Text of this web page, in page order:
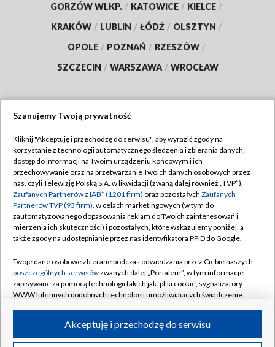
GORZÓW WLKP. / KATOWICE / KIELCE /
KRAKÓW / LUBLIN / ŁÓDŹ / OLSZTYN /
OPOLE / POZNAŃ / RZESZÓW /
SZCZECIN / WARSZAWA / WROCŁAW
TVP
Abonament TVP
Emisja w TVP
Centrum informacji TVP
Naziemna Telewizja Cyfrowa
Rada Programowa
System NOS
Informacje o nadawcy
Program dla prasy
Regulamin TVP
Polityka prywatności
Moje zgody
Pomoc
Kontakt
Kanały
©2026 Telewizja Polska S.A. w likwidacji
Szanujemy Twoją prywatność
Kliknij "Akceptuję i przechodzę do serwisu", aby wyrazić zgody na
korzystanie z technologii automatycznego śledzenia i zbierania danych,
dostęp do informacji na Twoim urządzeniu końcowym i ich
przechowywanie oraz na przetwarzanie Twoich danych osobowych przez
nas, czyli Telewizję Polską S.A. w likwidacji (zwaną dalej również „TVP”),
Zaufanych Partnerów z IAB* (1201 firm) oraz pozostałych Zaufanych
Partnerów TVP (93 firm), w celach marketingowych (w tym do
zautomatyzowanego dopasowania reklam do Twoich zainteresowań i
mierzenia ich skuteczności) i pozostałych, które wskazujemy poniżej, a
także zgody na udostępnianie przez nas identyfikatora PPID do Google.
Twoje dane osobowe zbierane podczas odwiedzania przez Ciebie naszych
poszczególnych serwisówzwanych dalej „Portalem”, w tym informacje
zapisywane za pomocą technologii takich jak: pliki cookie, sygnalizatory
WWW lub innych podobnych technologii umożliwiających świadczenie
ruchu w Internecie.Akceptuję i przechodzę do serwisu